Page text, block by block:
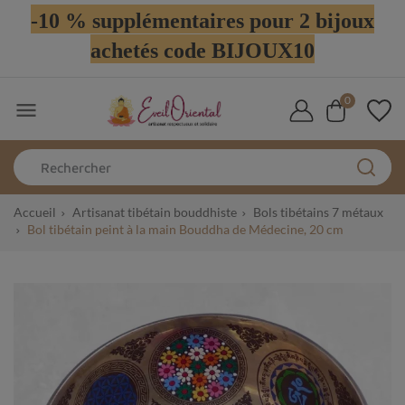
-10 % supplémentaires pour 2 bijoux
achetés code BIJOUX10
 0
Accueil Artisanat tibétain bouddhiste
Bols tibétains 7 métaux
Bol tibétain peint à la main Bouddha de Médecine, 20 cm